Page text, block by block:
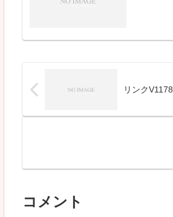
リンクV1178
コメント